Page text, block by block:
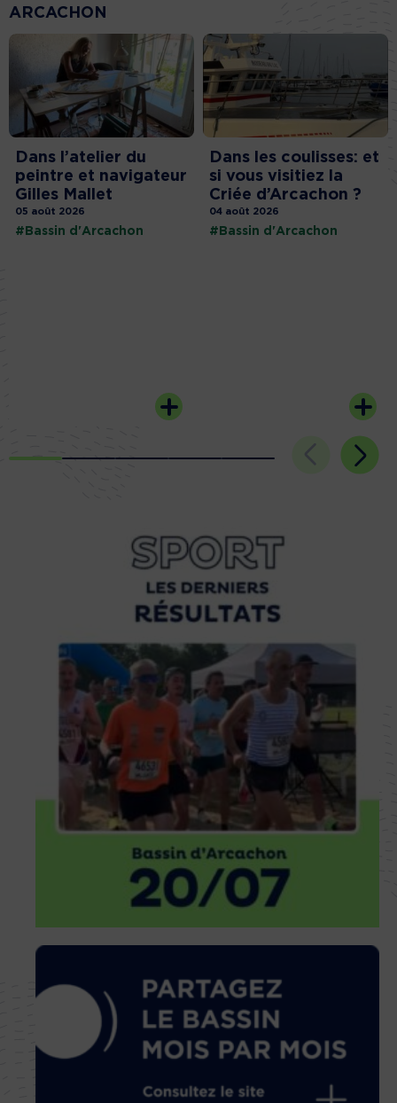
ARCACHON
Dans l’atelier du
peintre et navigateur
Gilles Mallet
05 août 2026
#Bassin d'Arcachon
Dans les coulisses: et
si vous visitiez la
Criée d’Arcachon ?
04 août 2026
#Bassin d'Arcachon